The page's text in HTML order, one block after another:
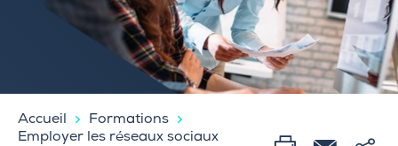
Accueil
Formations
Employer les réseaux sociaux